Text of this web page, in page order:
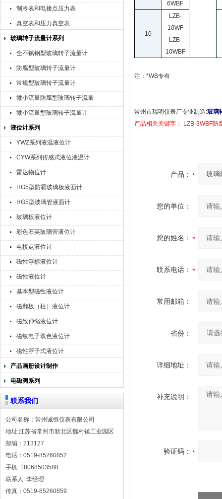
制冷表和电接点压力表
真空表和压力真空表
玻璃转子流量计系列
全不锈钢型玻璃转子流量计
防腐型玻璃转子流量计
常规型玻璃转子流量计
微小流量防腐型玻璃转子流量
计
微小流量型玻璃转子流量计
液位计系列
YWZ系列液温液位计
CYW系列传感式液位液温计
雷达物位计
HG5型防霜玻璃板液面计
HG5型玻璃管液面计
玻璃板液位计
彩色石英玻璃管液位计
电接点液位计
磁性浮标液位计
磁性液位计
基本型磁性液位计
磁翻板（柱）液位计
磁致伸缩液位计
磁敏电子双色液位计
磁性浮子式液位计
产品画册设计制作
电磁阀系列
联系我们
公司名称：常州诚恒仪表有限公司
地址:江苏省常州市新北区魏村镇工业园区
邮编：213127
电话：0519-85260852
手机: 18068503588
联系人: 李经理
传真：0519-85260859
6WBF
10
LZB-
10WF
LZB-
10WBF
注：*WB专有
常州市瑞明仪表厂专业制造:玻璃
产品相关关键字： LZB-3WBF防
产品：
您的单位：
您的姓名：
联系电话：
常用邮箱：
省份：
详细地址：
补充说明：
验证码：